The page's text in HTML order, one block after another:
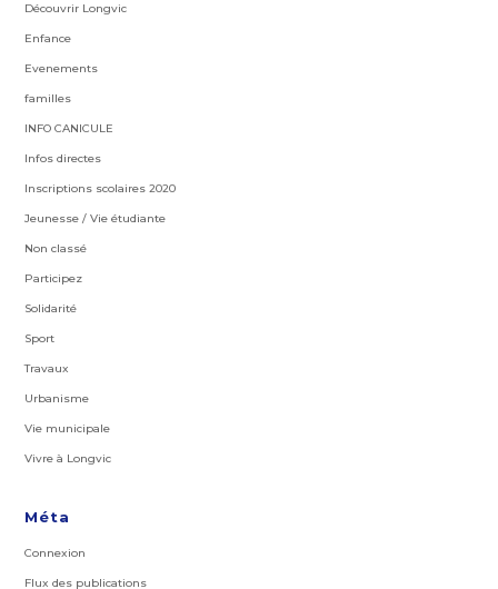
Découvrir Longvic
Enfance
Evenements
familles
INFO CANICULE
Infos directes
Inscriptions scolaires 2020
Jeunesse / Vie étudiante
Non classé
Participez
Solidarité
Sport
Travaux
Urbanisme
Vie municipale
Vivre à Longvic
Méta
Connexion
Flux des publications